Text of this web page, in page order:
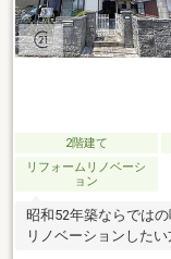
2階建て
リフォームリノベーシ
ョン
昭和52年築ならでは
リノベーションしたい